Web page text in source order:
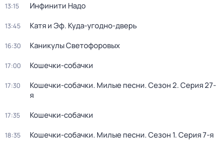
13:15 Инфинити Надо
13:45 Катя и Эф. Куда-угодно-дверь
16:30 Каникулы Светофоровых
17:00 Кошечки-собачки
17:30 Кошечки-собачки. Милые песни. Сезон 2. Серия 27-
я
17:35 Кошечки-собачки
18:35 Кошечки-собачки. Милые песни. Сезон 1. Серия 7-я